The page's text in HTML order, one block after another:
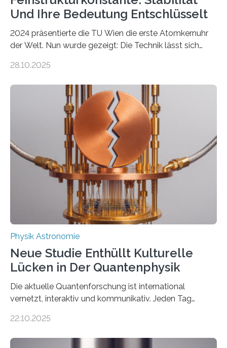
Und Ihre Bedeutung Entschlüsselt
2024 präsentierte die TU Wien die erste Atomkernuhr
der Welt. Nun wurde gezeigt: Die Technik lässt sich
fundamentalen Physik nachzugehen. Thorium-
Messungen verwenden. Das hatte man jahrzehntelang
vermutet, weltweit war nach den passenden
Atomkern-Zuständen gesucht worden, 2024 gelang
einem Team der TU Wien mit Unterstützung
internationaler Partner der entscheidende Durchbruch:
Der lange diskutierte Thorium-Kernübergang wurde
gefunden. Kurz darauf konnte man zeigen, dass sich
Thorium tatsächlich nutzen lässt, um hochpräzise…
28.10.2025
Physik Astronomie
Neue Studie Enthüllt Kulturelle
Lücken in Der Quantenphysik
Die aktuelle Quantenforschung ist international
vernetzt, interaktiv und kommunikativ. Jeden Tag
oft von Autor*innen, die eng zusammenarbeiten. Neue
22.10.2025